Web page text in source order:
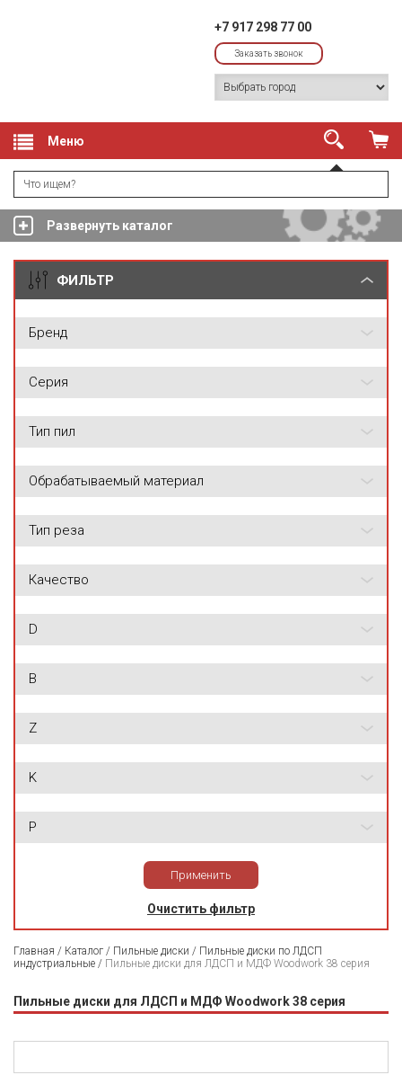
+7 917 298 77 00
Заказать звонок
Меню
Развернуть каталог
ФИЛЬТР
Бренд
Серия
Тип пил
Обрабатываемый материал
Тип реза
Качество
D
B
Z
K
P
Применить
Очистить фильтр
Главная / Каталог / Пильные диски / Пильные диски по ЛДСП
индустриальные / Пильные диски для ЛДСП и МДФ Woodwork 38 серия
Пильные диски для ЛДСП и МДФ Woodwork 38 серия